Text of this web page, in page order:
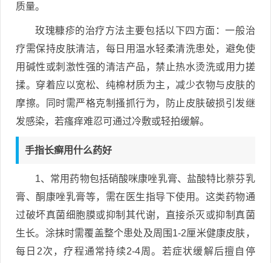
质量。
玫瑰糠疹的治疗方法主要包括以下四方面：一般治
疗需保持皮肤清洁，每日用温水轻柔清洗患处，避免使
用碱性或刺激性强的清洁产品，禁止热水烫洗或用力搓
揉。穿着应以宽松、纯棉材质为主，减少衣物与皮肤的
摩擦。同时需严格克制搔抓行为，防止皮肤破损引发继
发感染，若瘙痒难忍可通过冷敷或轻拍缓解。
手指长癣用什么药好
1、常用药物包括硝酸咪康唑乳膏、盐酸特比萘芬乳
膏、酮康唑乳膏等，需在医生指导下使用。这类药物通
过破坏真菌细胞膜或抑制其代谢，直接杀灭或抑制真菌
生长。涂抹时需覆盖整个患处及周围1-2厘米健康皮肤，
每日2次，疗程通常持续2-4周。若症状缓解后擅自停